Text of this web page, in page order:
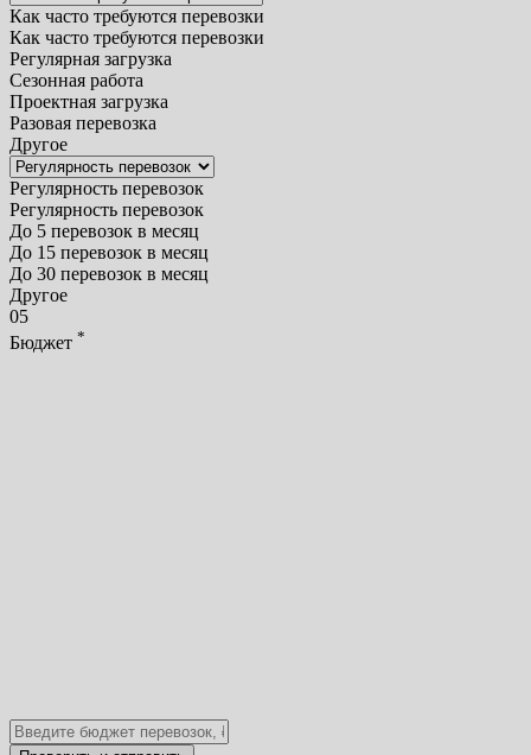
Как часто требуются перевозки
Как часто требуются перевозки
Регулярная загрузка
Сезонная работа
Проектная загрузка
Разовая перевозка
Другое
Регулярность перевозок
Регулярность перевозок
До 5 перевозок в месяц
До 15 перевозок в месяц
До 30 перевозок в месяц
Другое
05
Бюджет *